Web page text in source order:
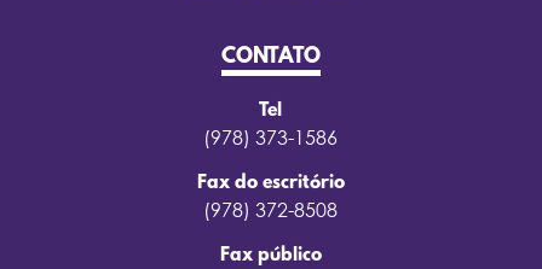
CONTATO
Tel
(978) 373-1586
Fax do escritório
(978) 372-8508
Fax público